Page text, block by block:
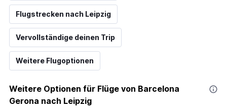
Flugstrecken nach Leipzig
Vervollständige deinen Trip
Weitere Flugoptionen
Weitere Optionen für Flüge von Barcelona
Gerona nach Leipzig